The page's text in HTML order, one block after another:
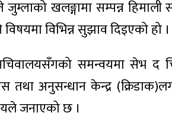
खलङ्गामा सम्पन्न
विभिन्न सुझाव दिइएको हो ।
समन्वयमा सेभ द
तथा अनुसन्धान केन्द्र
जनाएको छ ।